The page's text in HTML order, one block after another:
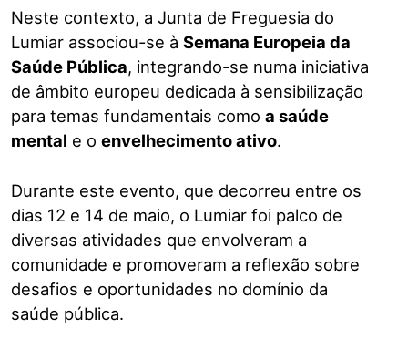
Neste contexto, a Junta de Freguesia do
Lumiar associou-se à Semana Europeia da
Saúde Pública, integrando-se numa iniciativa
de âmbito europeu dedicada à sensibilização
para temas fundamentais como a saúde
mental e o envelhecimento ativo.
Durante este evento, que decorreu entre os
dias 12 e 14 de maio, o Lumiar foi palco de
diversas atividades que envolveram a
comunidade e promoveram a reflexão sobre
desafios e oportunidades no domínio da
saúde pública.